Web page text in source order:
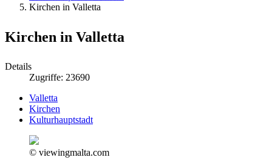
Kirchen in Valletta
Kirchen in Valletta
Details
Zugriffe: 23690
Valletta
Kirchen
Kulturhauptstadt
© viewingmalta.com